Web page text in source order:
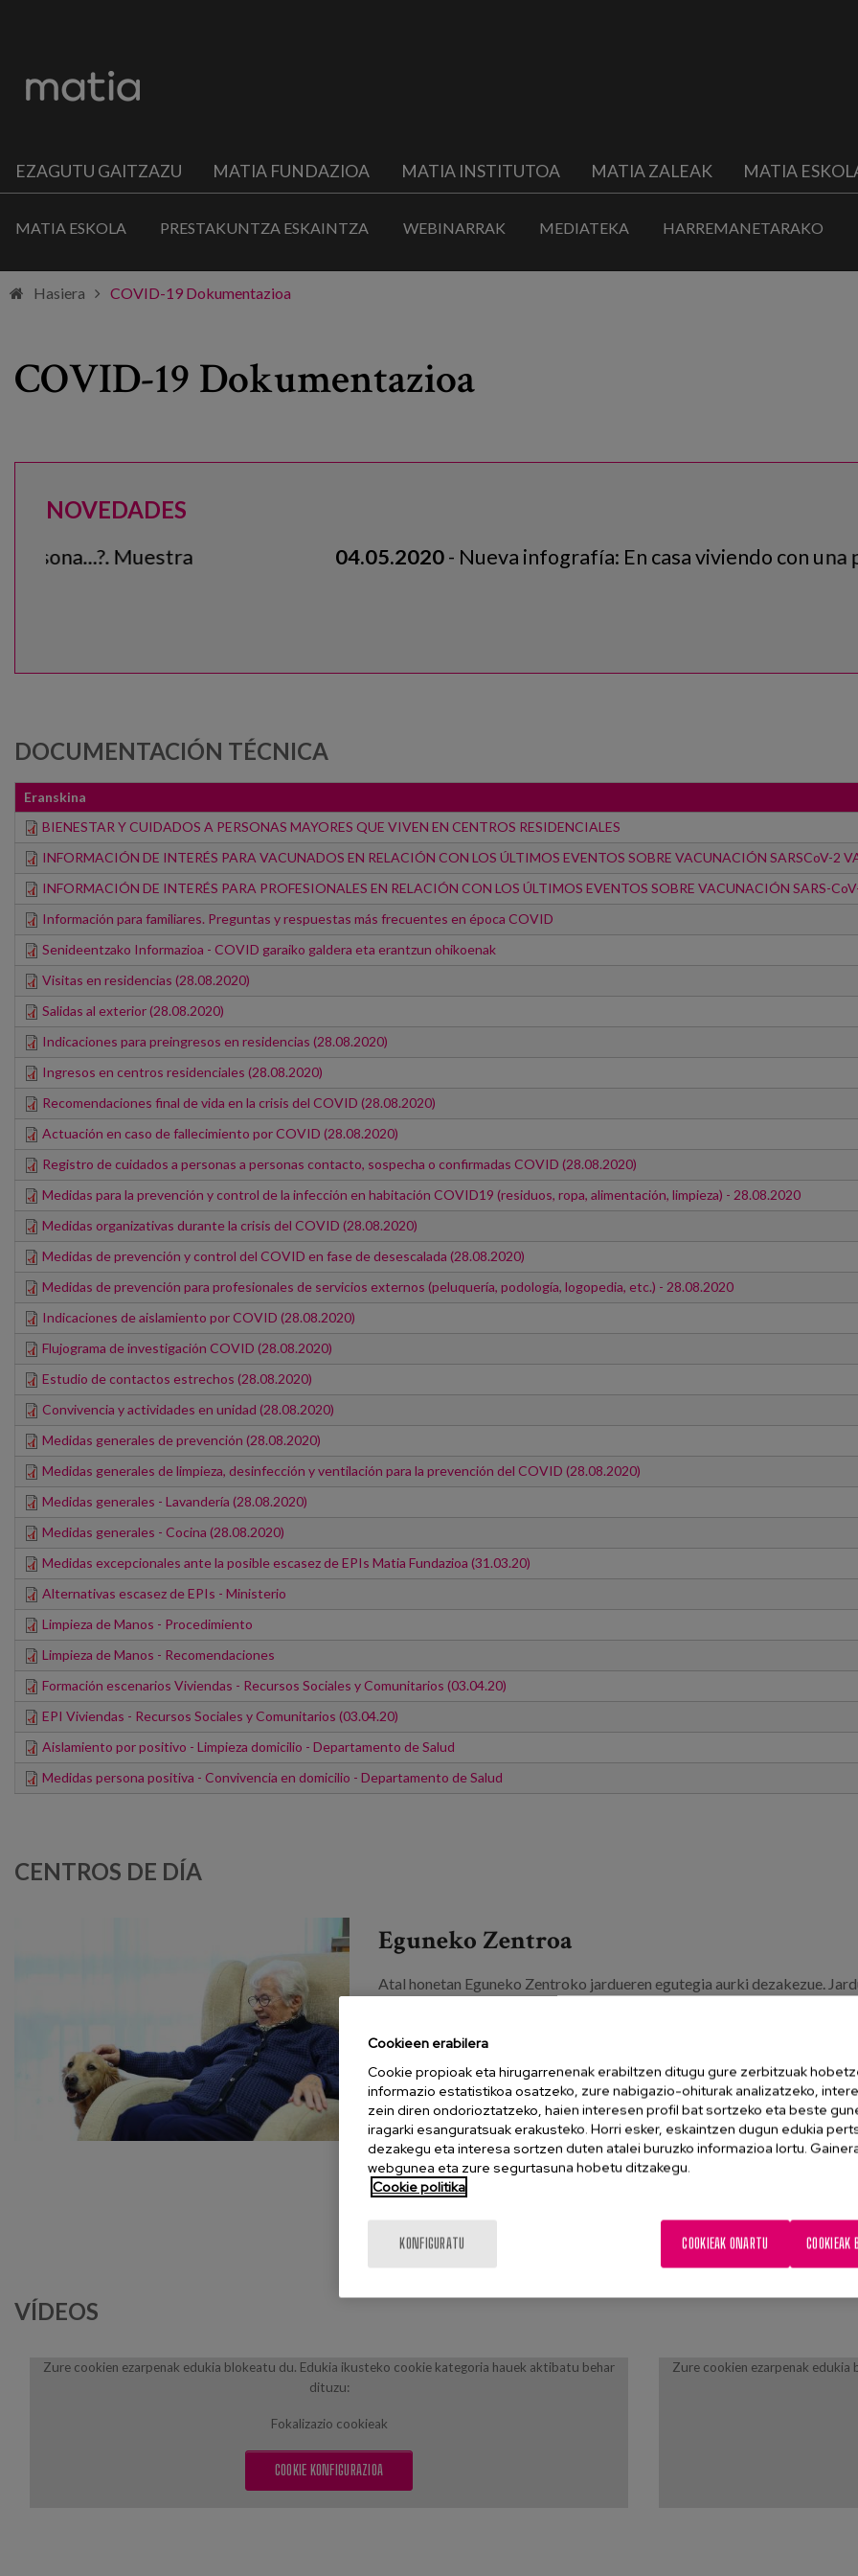
EZAGUTU GAITZAZU MATIA FUNDAZIOA MATIA INSTITUTOA MATIA ZALEAK MATIA
MATIA ESKOLA PRESTAKUNTZA ESKAINTZA WEBINARRAK MEDIATEKA HARREMANETARAKO
Hasiera COVID-19 Dokumentazioa
COVID-19 Dokumentazioa
NOVEDADES
04.05.2020- Nueva infografía: En casa viviendo con una persona con demencia. ¿Qué
DOCUMENTACIÓN TÉCNICA
Eranskina
BIENESTAR Y CUIDADOS A PERSONAS MAYORES QUE VIVEN EN CENTROS RESIDENCIALES
INFORMACIÓN DE INTERÉS PARA VACUNADOS EN RELACIÓN CON LOS ÚLTIMOS EVENTOS SOBRE VACUNACIÓN SARSCoV-2
INFORMACIÓN DE INTERÉS PARA PROFESIONALES EN RELACIÓN CON LOS ÚLTIMOS EVENTOS SOBRE VACUNACIÓN SARS-
Información para familiares. Preguntas y respuestas más frecuentes en época COVID
Senideentzako Informazioa - COVID garaiko galdera eta erantzun ohikoenak
Visitas en residencias (28.08.2020)
Salidas al exterior (28.08.2020)
Indicaciones para preingresos en residencias (28.08.2020)
Ingresos en centros residenciales (28.08.2020)
Recomendaciones final de vida en la crisis del COVID (28.08.2020)
Actuación en caso de fallecimiento por COVID (28.08.2020)
Registro de cuidados a personas a personas contacto, sospecha o confirmadas COVID (28.08.2020)
Medidas para la prevención y control de la infección en habitación COVID19 (residuos, ropa, alimentación, limpieza) - 28.08.2020
Medidas organizativas durante la crisis del COVID (28.08.2020)
Medidas de prevención y control del COVID en fase de desescalada (28.08.2020)
Medidas de prevención para profesionales de servicios externos (peluquería, podología, logopedia, etc.) - 28.08.2020
Indicaciones de aislamiento por COVID (28.08.2020)
Flujograma de investigación COVID (28.08.2020)
Estudio de contactos estrechos (28.08.2020)
Convivencia y actividades en unidad (28.08.2020)
Medidas generales de prevención (28.08.2020)
Medidas generales de limpieza, desinfección y ventilación para la prevención del COVID (28.08.2020)
Medidas generales - Lavandería (28.08.2020)
Medidas generales - Cocina (28.08.2020)
Medidas excepcionales ante la posible escasez de EPIs Matia Fundazioa (31.03.20)
Alternativas escasez de EPIs - Ministerio
Limpieza de Manos - Procedimiento
Limpieza de Manos - Recomendaciones
Formación escenarios Viviendas - Recursos Sociales y Comunitarios (03.04.20)
EPI Viviendas - Recursos Sociales y Comunitarios (03.04.20)
Aislamiento por positivo - Limpieza domicilio - Departamento de Salud
Medidas persona positiva - Convivencia en domicilio - Departamento de Salud
CENTROS DE DÍA
Eguneko Zentroa
Atal honetan Eguneko Zentroko jardueren egutegia aurki dezakezue.
Centro de Día.
En este apartado podeis encontrar el calendario de actividades de
personas usuarias de centro de Día que por diferentes motivos no
JARDUEREN PROGRAMAN SARTZEA - ACCEDER AL PROGRAMA DE
VÍDEOS
Zure cookien ezarpenak edukia blokeatu du. Edukia ikusteko cookie kategoria hauek aktibatu behar
dituzu:
Fokalizazio cookieak
COOKIE KONFIGURAZIOA
Zure cookien ezarpenak
Cookieen erabilera
Cookie propioak eta hirugarrenenak erabiltzen ditugu gure zerbitzuak
informazio estatistikoa osatzeko, zure nabigazio-ohiturak analizatzeko,
zein diren ondorioztatzeko, haien interesen profil bat sortzeko eta beste
iragarki esanguratsuak erakusteko. Horri esker, eskaintzen dugun edukia
dezakegu eta interesa sortzen duten atalei buruzko informazioa lortu.
webgunea eta zure segurtasuna hobetu ditzakegu.
Cookie politika
KONFIGURATU COOKIEAK
COOKIEAK ONARTU